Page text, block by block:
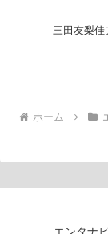
三田友梨
ホーム